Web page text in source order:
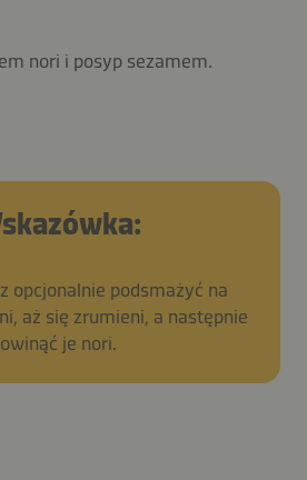
nori i posyp sezamem.
opcjonalnie podsmażyć na
aż się zrumieni, a następnie
owinąć je nori.